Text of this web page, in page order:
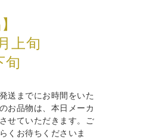
上旬
旬
送までにお時間をいた
お品物は、本日メーカ
せていただきます。ご
くお待ちくださいま